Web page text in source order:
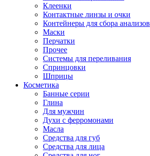
Клеенки
Контактные линзы и очки
Контейнеры для сбора анализов
Маски
Перчатки
Прочее
Системы для переливания
Спринцовки
Шприцы
Косметика
Банные серии
Глина
Для мужчин
Духи с ферромонами
Масла
Средства для губ
Средства для лица